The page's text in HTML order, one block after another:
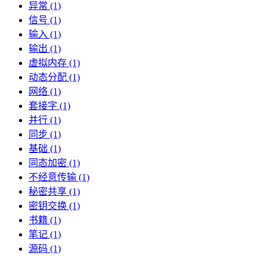
异常 (1)
信号 (1)
输入 (1)
输出 (1)
虚拟内存 (1)
动态分配 (1)
网络 (1)
套接字 (1)
并行 (1)
同步 (1)
基础 (1)
同态加密 (1)
不经意传输 (1)
秘密共享 (1)
密钥交换 (1)
书籍 (1)
笔记 (1)
源码 (1)